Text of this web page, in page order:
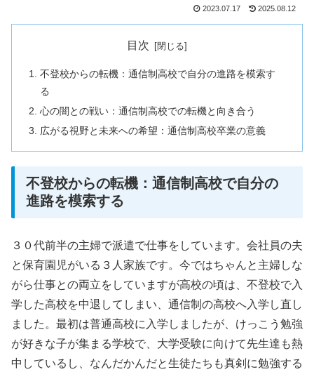
2023.07.17 2025.08.12
目次
不登校からの転機：通信制高校で自分の進路を模索す
る
心の闇との戦い：通信制高校での転機と向き合う
広がる視野と未来への希望：通信制高校卒業の意義
不登校からの転機：通信制高校で自分の
進路を模索する
３０代前半の主婦で派遣で仕事をしています。会社員の夫
と保育園児がいる３人家族です。今ではちゃんと主婦しな
がら仕事との両立をしていますが高校の頃は、不登校で入
学した高校を中退してしまい、通信制の高校へ入学し直し
ました。最初は普通高校に入学しましたが、けっこう勉強
が好きな子が集まる学校で、大学受験に向けて先生達も熱
中しているし、なんだかんだと生徒たちも真剣に勉強する